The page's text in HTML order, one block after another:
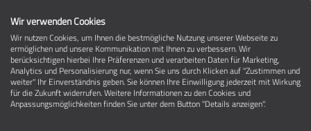
Umzugsfirma in 95448 Bayreuth (Aichig)
Rospeg Bayreuth GmbH
Wir verwenden Cookies
Wir nutzen Cookies, um Ihnen die bestmögliche Nutzung unserer Webseite zu
ermöglichen und unsere Kommunikation mit Ihnen zu verbessern. Wir
berücksichtigen hierbei Ihre Präferenzen und verarbeiten Daten für Marketing,
Analytics und Personalisierung nur, wenn Sie uns durch Klicken auf "Zustimmen und
weiter" Ihr Einverständnis geben. Sie können Ihre Einwilligung jederzeit mit Wirkung
für die Zukunft widerrufen. Weitere Informationen zu den Cookies und
Anpassungsmöglichkeiten finden Sie unter dem Button "Details anzeigen".